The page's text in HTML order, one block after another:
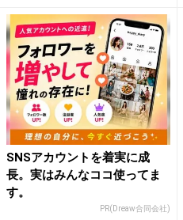
SNSアカウントを着実に成
長。実はみんなココ使ってま
す。
PR(Dreaw合同会社)